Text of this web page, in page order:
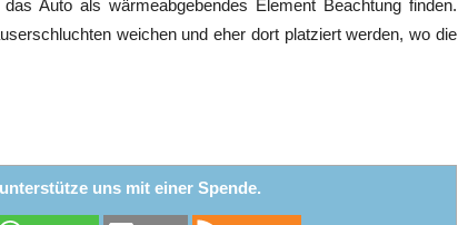
Auto als wärmeabgebendes Element Beachtung finden.
weichen und eher dort platziert werden, wo die
uns mit einer Spende.